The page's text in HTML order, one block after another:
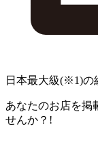
日本最大級(※1)の
あなたのお店を掲
せんか？!